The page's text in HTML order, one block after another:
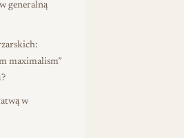
generalną
maximalism”
w